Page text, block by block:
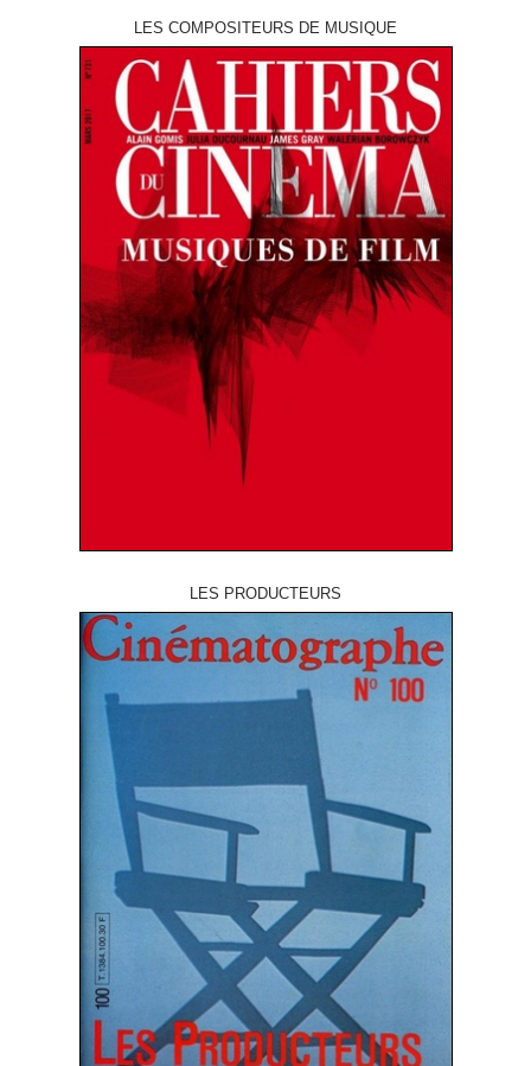
LES COMPOSITEURS DE MUSIQUE
LES PRODUCTEURS